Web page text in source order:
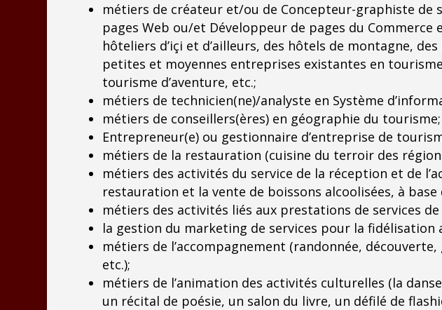
métiers de créateur et/ou de Concepteur-graphiste
pages Web ou/et Développeur de pages du
hôteliers d’içi et d’ailleurs, des hôtels de montagne,
petites et moyennes entreprises existantes en
tourisme d’aventure, etc.;
métiers de technicien(ne)/analyste en Système
métiers de conseillers(ères) en géographie du
Entrepreneur(e) ou gestionnaire d’entreprise de
métiers de la restauration (cuisine du terroir des
métiers des activités du service de la réception et de
restauration et la vente de boissons alcoolisées, à
métiers des activités liés aux prestations de services
la gestion du marketing de services pour la fidélisation
métiers de l’accompagnement (randonnée,
etc.);
métiers de l’animation des activités culturelles (la
un récital de poésie, un salon du livre, un défilé de